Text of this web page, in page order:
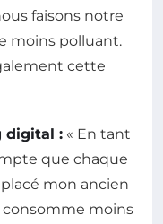
faisons notre
moins polluant.
cette
digital : « En tant
que chaque
mon ancien
moins